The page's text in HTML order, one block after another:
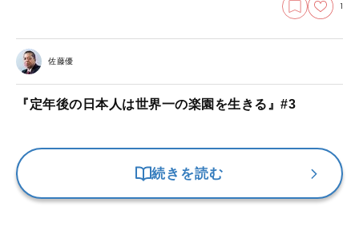
1
佐藤優
『定年後の日本人は世界一の楽園を生きる』#3
続きを読む